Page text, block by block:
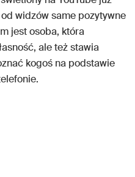
widzów same pozytywne
jest osoba, która
ale też stawia
kogoś na podstawie